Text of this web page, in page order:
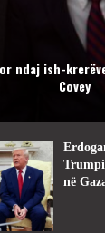
ndaj ish-
Covey
në